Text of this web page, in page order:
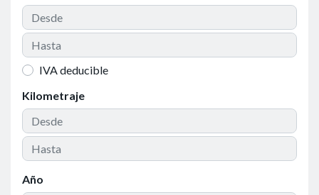
IVA deducible
Kilometraje
Año